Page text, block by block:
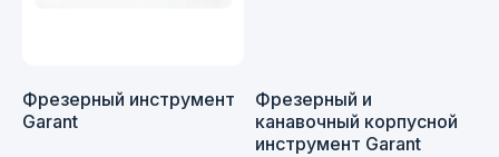
Фрезерный инструмент
Garant
Фрезерный и
канавочный корпусной
инструмент Garant